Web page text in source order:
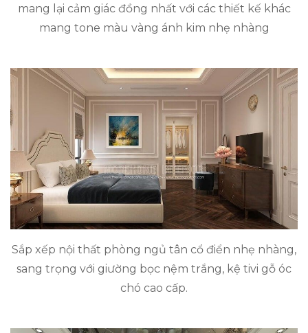
mang lại cảm giác đồng nhất với các thiết kế khác
mang tone màu vàng ánh kim nhẹ nhàng
Sắp xếp nội thất phòng ngủ tân cổ điển nhẹ nhàng,
sang trọng với giường bọc nệm trắng, kệ tivi gỗ óc
chó cao cấp.